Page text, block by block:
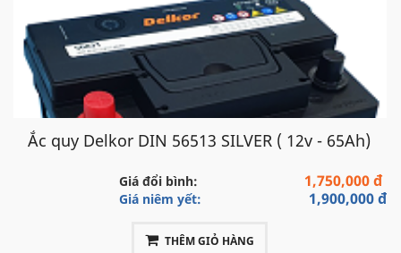
Ắc quy Delkor DIN 56513 SILVER ( 12v - 65Ah)
Giá đổi bình: 1,750,000 đ
Giá niêm yết: 1,900,000 đ
THÊM GIỎ HÀNG